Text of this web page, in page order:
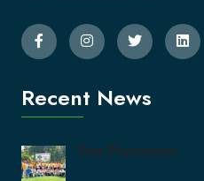
Recent News
Tree Plantation